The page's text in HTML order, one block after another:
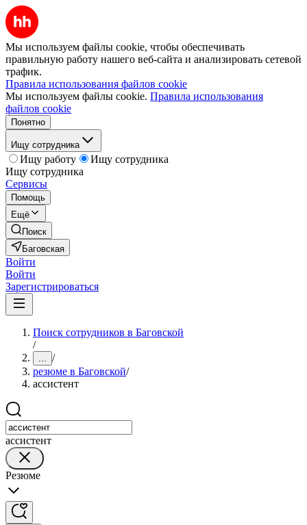
Мы используем файлы cookie, чтобы обеспечивать
правильную работу нашего веб-сайта и анализировать сетевой
трафик.
Правила использования файлов cookie
Мы используем файлы cookie. Правила использования
файлов cookie
Понятно
Ищу сотрудника
Ищу работу
Ищу сотрудника
Ищу сотрудника
Сервисы
Помощь
Ещё
Поиск
Баговская
Войти
Войти
Зарегистрироваться
Поиск сотрудников в Баговской
/
... /
резюме в Баговской/
ассистент
ассистент
Резюме